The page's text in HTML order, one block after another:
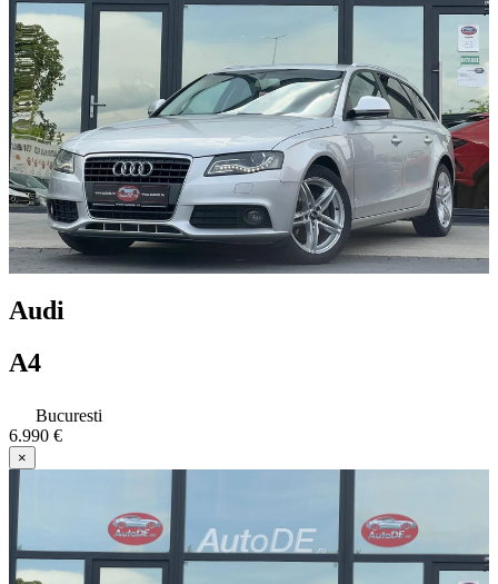
Audi
A4
Bucuresti
6.990 €
×